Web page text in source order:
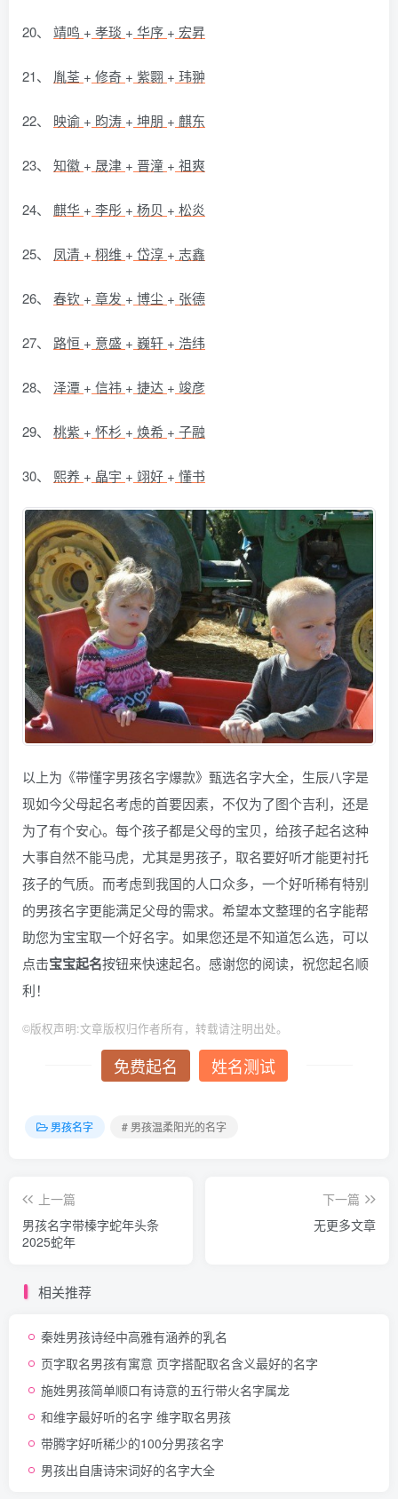
20、 靖鸣 + 孝琰 + 华序 + 宏昇
21、 胤荃 + 修奇 + 紫翾 + 玮翀
22、 映谕 + 昀涛 + 坤朋 + 麒东
23、 知徽 + 晟津 + 晋潼 + 祖爽
24、 麒华 + 李彤 + 杨贝 + 松炎
25、 凤清 + 栩维 + 岱淳 + 志鑫
26、 春钦 + 章发 + 博尘 + 张德
27、 路恒 + 意盛 + 巍轩 + 浩纬
28、 泽潭 + 信祎 + 捷达 + 竣彦
29、 桃紫 + 怀杉 + 焕希 + 子融
30、 熙养 + 皛宇 + 翊好 + 懂书
以上为《带懂字男孩名字爆款》甄选名字大全，生辰八字是
现如今父母起名考虑的首要因素，不仅为了图个吉利，还是
为了有个安心。每个孩子都是父母的宝贝，给孩子起名这种
大事自然不能马虎，尤其是男孩子，取名要好听才能更衬托
孩子的气质。而考虑到我国的人口众多，一个好听稀有特别
的男孩名字更能满足父母的需求。希望本文整理的名字能帮
助您为宝宝取一个好名字。如果您还是不知道怎么选，可以
点击宝宝起名按钮来快速起名。感谢您的阅读，祝您起名顺
利！
©版权声明:文章版权归作者所有，转载请注明出处。
免费起名 姓名测试
男孩名字 # 男孩温柔阳光的名字
上一篇
男孩名字带榛字蛇年头条
2025蛇年
下一篇
无更多文章
相关推荐
秦姓男孩诗经中高雅有涵养的乳名
页字取名男孩有寓意 页字搭配取名含义最好的名字
施姓男孩简单顺口有诗意的五行带火名字属龙
和维字最好听的名字 维字取名男孩
带腾字好听稀少的100分男孩名字
男孩出自唐诗宋词好的名字大全